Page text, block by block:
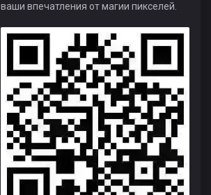
ваши впечатления от магии пикселей.